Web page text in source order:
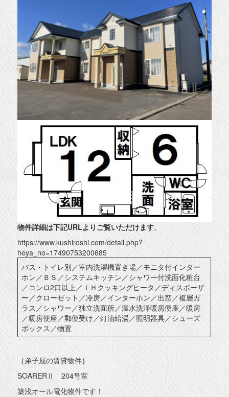
物件詳細は下記URLよりご覧いただけます。
https://www.kushiroshi.com/detail.php?
heya_no=17490753200685
バス・トイレ別／室内洗濯機置き場／モニタ付インター
ホン／ＢＳ／システムキッチン／シャワー付洗面化粧台
／コンロ2口以上／ＩＨクッキングヒータ／ディスポーザ
ー／クローゼット／冷房／インターホン／出窓／複層ガ
ラス／シャワー／独立洗面所／温水洗浄暖房便座／暖房
／暖房便座／郵便受け／灯油給湯／照明器具／シューズ
ボックス／物置
｛弟子屈の賃貸物件｝
SOARERⅡ 204号室
築浅オール電化物件です！